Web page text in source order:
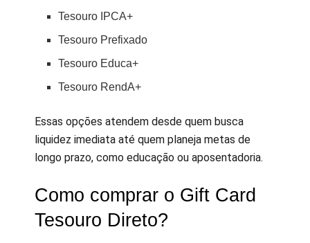
Tesouro IPCA+
Tesouro Prefixado
Tesouro Educa+
Tesouro RendA+
Essas opções atendem desde quem busca
liquidez imediata até quem planeja metas de
longo prazo, como educação ou aposentadoria.
Como comprar o Gift Card
Tesouro Direto?